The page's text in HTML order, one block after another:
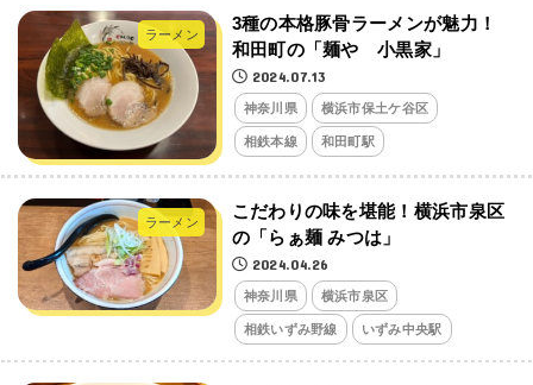
ラーメン
3種の本格豚骨ラーメンが魅力！
和田町の「麺や 小黒家」
2024.07.13
神奈川県 横浜市保土ケ谷区
相鉄本線 和田町駅
ラーメン
こだわりの味を堪能！横浜市泉区
の「らぁ麺 みつは」
2024.04.26
神奈川県 横浜市泉区
相鉄いずみ野線 いずみ中央駅